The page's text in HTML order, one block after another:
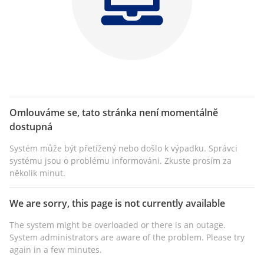
Omlouváme se, tato stránka není momentálně
dostupná
Systém může být přetížený nebo došlo k výpadku. Správci
systému jsou o problému informováni. Zkuste prosím za
několik minut.
We are sorry, this page is not currently available
The system might be overloaded or there is an outage.
System administrators are aware of the problem. Please try
again in a few minutes.